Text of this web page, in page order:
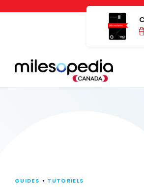
Panneau de gestion des cookies
GUIDES TUTORIELS